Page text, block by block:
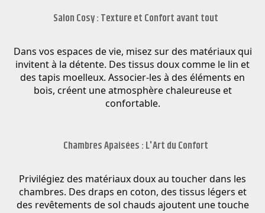
Salon Cosy : Texture et Confort avant tout
Dans vos espaces de vie, misez sur des matériaux qui
invitent à la détente. Des tissus doux comme le lin et
des tapis moelleux. Associer-les à des éléments en
bois, créent une atmosphère chaleureuse et
confortable.
Chambres Apaisées : L'Art du Confort
Privilégiez des matériaux doux au toucher dans les
chambres. Des draps en coton, des tissus légers et
des revêtements de sol chauds ajoutent une touche